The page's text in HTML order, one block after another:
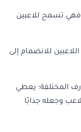
فهي تسمح للاعبين
للانضمام إلى
المختلفة؛ يعطي
وجعله جذابًا